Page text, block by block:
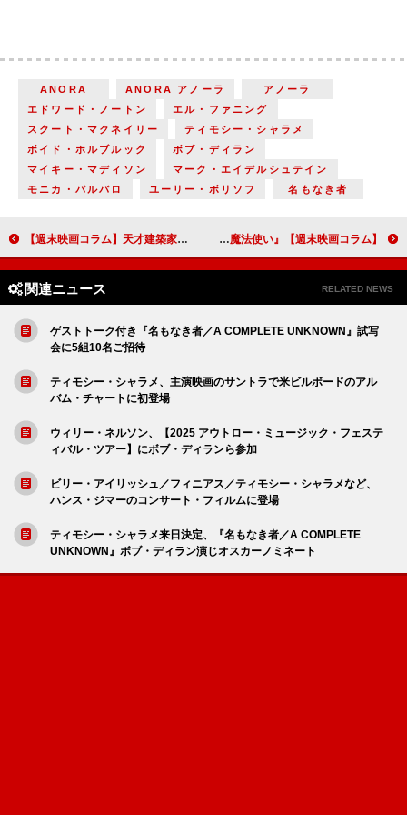
ANORA ANORA アノーラ
アノーラ
エドワード・ノートン
エル・ファニング
スクート・マクネイリー
ティモシー・シャラメ
ボイド・ホルブルック
ボブ・ディラン
マイキー・マディソン
マーク・エイデルシュテイン
モニカ・バルバロ
ユーリー・ボリソフ 名もなき者
【週末映画コラム】天才建築家の数奇な半生を描く『ブルータリスト』／『ゆきてかへらぬ』 【週末映画コラム】『オズの魔法使い』の始まりの物語『ウィキッド ふたりの魔女』／読み書きができない夫を支え続けた妻『35年目のラブレター』
関連ニュース RELATED NEWS
ゲストトーク付き『名もなき者／A COMPLETE UNKNOWN』試写
会に5組10名ご招待
ティモシー・シャラメ、主演映画のサントラで米ビルボードのアル
バム・チャートに初登場
ウィリー・ネルソン、【2025 アウトロー・ミュージック・フェステ
ィバル・ツアー】にボブ・ディランら参加
ビリー・アイリッシュ／フィニアス／ティモシー・シャラメなど、
ハンス・ジマーのコンサート・フィルムに登場
ティモシー・シャラメ来日決定、『名もなき者／A COMPLETE
UNKNOWN』ボブ・ディラン演じオスカーノミネート